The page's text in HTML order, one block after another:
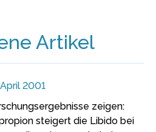
Artikel
2001
zeigen:
steigert die Libido bei